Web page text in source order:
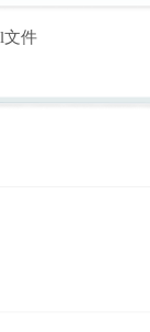
文件